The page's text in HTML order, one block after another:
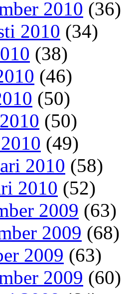
2010 (36)
2010 (34)
(38)
(46)
(50)
(50)
(49)
2010 (58)
2010 (52)
2009 (63)
2009 (68)
2009 (63)
2009 (60)